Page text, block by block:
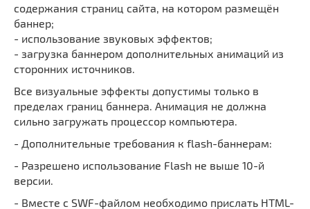
содержания страниц сайта, на котором размещён
баннер;
- использование звуковых эффектов;
- загрузка баннером дополнительных анимаций из
сторонних источников.
Все визуальные эффекты допустимы только в
пределах границ баннера. Анимация не должна
сильно загружать процессор компьютера.
- Дополнительные требования к flash-баннерам:
- Разрешено использование Flash не выше 10-й
версии.
- Вместе с SWF-файлом необходимо прислать HTML-